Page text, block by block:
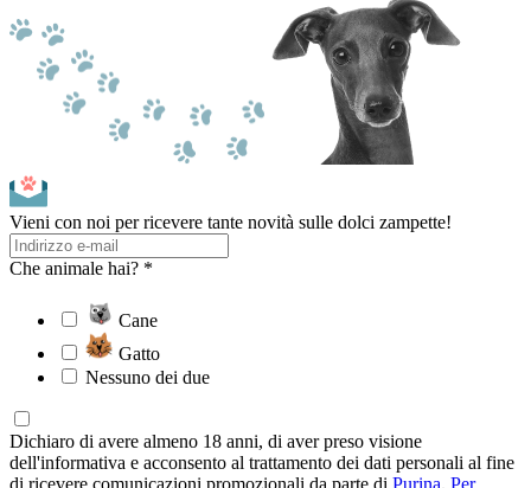
Vieni con noi per ricevere tante novità sulle dolci zampette!
Che animale hai? *
Cane
Gatto
Nessuno dei due
Dichiaro di avere almeno 18 anni, di aver preso visione
dell'informativa e acconsento al trattamento dei dati personali al fine
di ricevere comunicazioni promozionali da parte di Purina. Per